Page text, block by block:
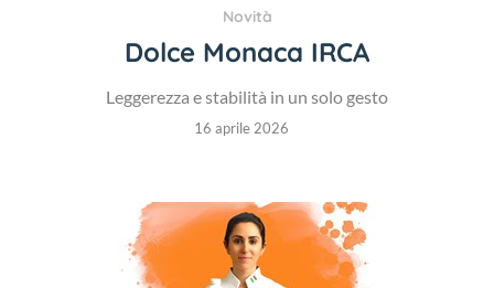
Novità
Dolce Monaca IRCA
Leggerezza e stabilità in un solo gesto
16 aprile 2026